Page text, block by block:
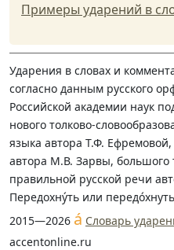
Примеры ударений в
Ударения в словах и
согласно данным русского
Российской академии наук
нового толково-
языка автора Т.Ф. Ефремовой,
автора М.В. Зарвы, большого
правильной русской речи
Передохну́ть или
2015—2026 á Словарь
accentonline.ru